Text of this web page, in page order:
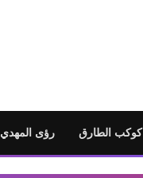
كوكب الطارق رؤى المهدي